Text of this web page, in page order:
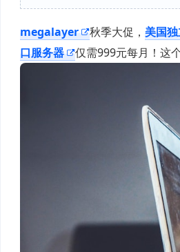
megalayer 秋季大促， 美国
口服务器
仅需999元每月！这